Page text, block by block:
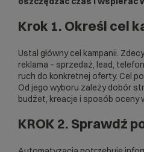
Krok 1. Określ cel
Ustal główny cel kampanii.
reklama – sprzedaż, lead,
ruch do konkretnej oferty. Cel
Od jego wyboru zależy dobór
budżet, kreacje i sposób oceny
KROK 2. Sprawdź